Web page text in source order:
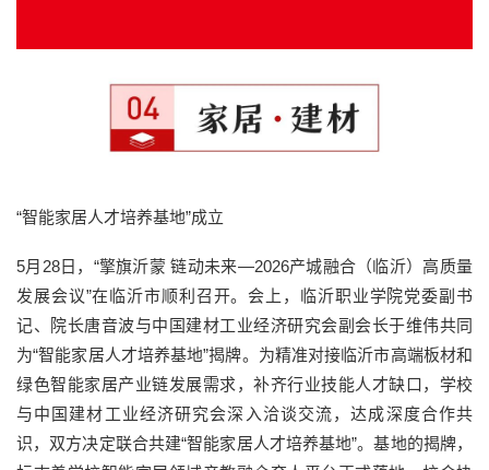
“智能家居人才培养基地”成立
5月28日，“擎旗沂蒙 链动未来—2026产城融合（临沂）高质量
发展会议”在临沂市顺利召开。会上，临沂职业学院党委副书
记、院长唐音波与中国建材工业经济研究会副会长于维伟共同
为“智能家居人才培养基地”揭牌。为精准对接临沂市高端板材和
绿色智能家居产业链发展需求，补齐行业技能人才缺口，学校
与中国建材工业经济研究会深入洽谈交流，达成深度合作共
识，双方决定联合共建“智能家居人才培养基地”。基地的揭牌，